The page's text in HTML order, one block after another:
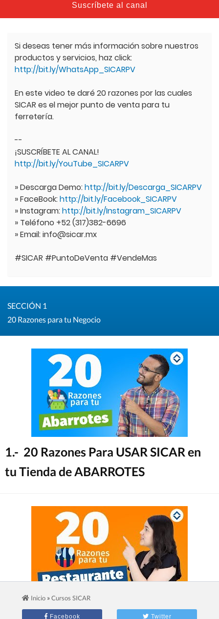
Suscríbete al canal
Si deseas tener más información sobre nuestros
productos y servicios, haz click:
http://bit.ly/WhatsApp_SICARPV
En este video te daré 20 razones por las cuales
SICAR es el mejor punto de venta para tu
ferretería.
--
¡SUSCRÍBETE AL CANAL!
http://bit.ly/YouTube_SICARPV
» Descarga Demo:http://bit.ly/Descarga_SICARPV
» FaceBook:http://bit.ly/Facebook_SICARPV
» Instagram:http://bit.ly/Instagram_SICARPV
» Teléfono +52 (317)382-6696
» Email: info@sicar.mx
#SICAR #PuntoDeVenta #VendeMas
SECCIÓN 1
20 Razones para tu Negocio
1.- 20 Razones Para USAR SICAR en
tu Tienda de ABARROTES
2.- 20 Razones Para USAR SICAR en
Inicio »Cursos SICAR
Facebook Twitter